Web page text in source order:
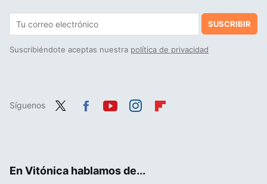
SUSCRIBIR
Suscribiéndote aceptas nuestra política de privacidad
Síguenos
En Vitónica hablamos de...